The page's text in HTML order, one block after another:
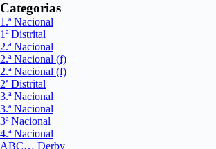
Categorias
1.ª Nacional
1ª Distrital
2.ª Nacional
2.ª Nacional (f)
2.ª Nacional (f)
2ª Distrital
3.ª Nacional
3.ª Nacional
3ª Nacional
4.ª Nacional
ABC… Derby